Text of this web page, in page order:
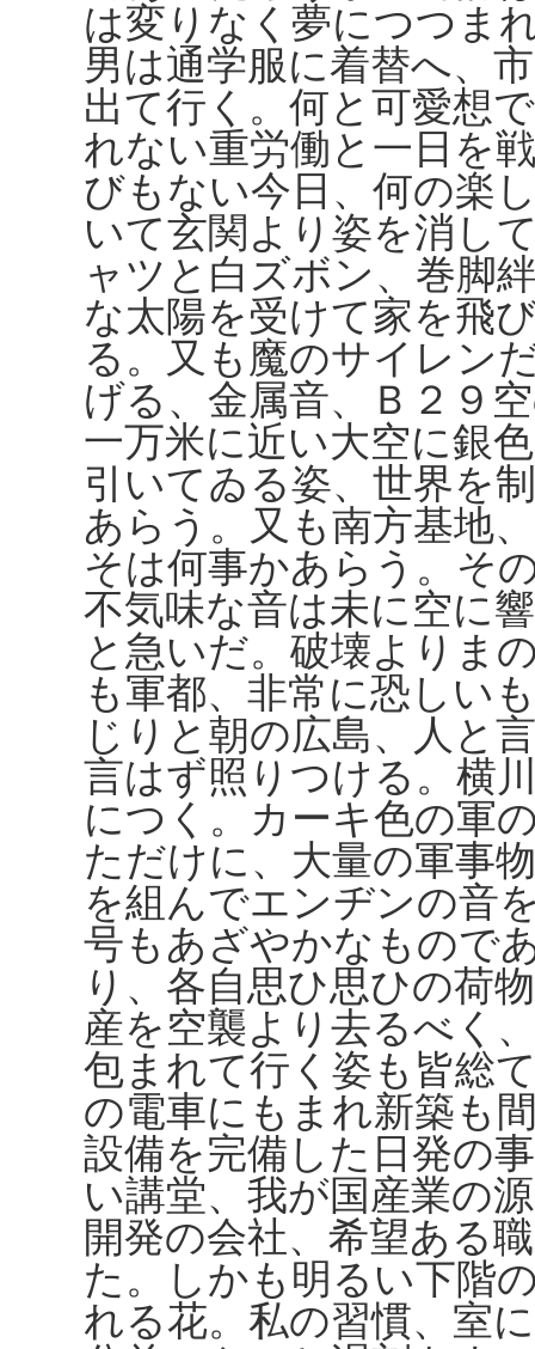
は変りなく夢につつま
男は通学服に着替へ、
出て行く。何と可愛想
れない重労働と一日を
びもない今日、何の楽
いて玄関より姿を消し
ャツと白ズボン、巻脚
な太陽を受けて家を飛
る。又も魔のサイレン
げる、金属音、Ｂ２９
一万米に近い大空に銀
引いてゐる姿、世界を
あらう。又も南方基地
そは何事かあらう。そ
不気味な音は未に空に
と急いだ。破壊よりま
も軍都、非常に恐しい
じりと朝の広島、人と
言はず照りつける。横
につく。カーキ色の軍
ただけに、大量の軍事
を組んでエンヂンの音
号もあざやかなもので
り、各自思ひ思ひの荷
産を空襲より去るべく
包まれて行く姿も皆総
の電車にもまれ新築も
設備を完備した日発の
い講堂、我が国産業の
開発の会社、希望ある
た。しかも明るい下階
れる花。私の習慣、室